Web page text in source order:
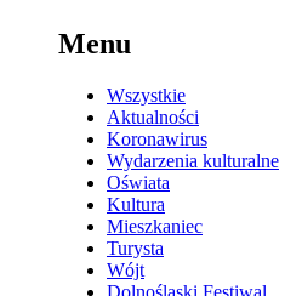
Menu
Wszystkie
Aktualności
Koronawirus
Wydarzenia kulturalne
Oświata
Kultura
Mieszkaniec
Turysta
Wójt
Dolnośląski Festiwal